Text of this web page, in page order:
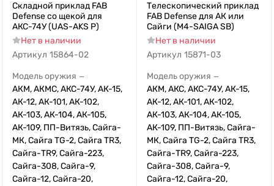
Складной приклад FAB
Defense со щекой для
АКС-74У (UAS-AKS P)
Нет в наличии
Артикул 15864-02
Модель оружия —
АКМ, АКМС, АКС-74У, АК-15,
АК-12, АК-101, АК-102,
АК-103, АК-104, АК-105,
АК-109, ПП-Витязь, Сайга-
МК, Сайга TG-2, Сайга TR3,
Сайга-TR9, Сайга-223,
Сайга-308, Сайга-9,
Сайга-12, Сайга-20,
Телескопический приклад
FAB Defense для АК или
Сайги (M4-SAIGA SB)
Нет в наличии
Артикул 15871-03
Модель оружия —
АКМ, АКС, АКС-74У, АК-15,
АК-12, АК-101, АК-102,
АК-103, АК-104, АК-105,
АК-109, ПП-Витязь, Сайга-
МК, Сайга TG-2, Сайга TR3,
Сайга-TR9, Сайга-223,
Сайга-308, Сайга-9,
Сайга-12, Сайга-20,